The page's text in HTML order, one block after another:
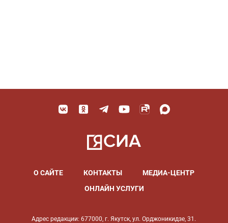
О САЙТЕ КОНТАКТЫ
МЕДИА-ЦЕНТР
ОНЛАЙН УСЛУГИ
Адрес редакции: 677000, г. Якутск, ул. Орджоникидзе, 31.